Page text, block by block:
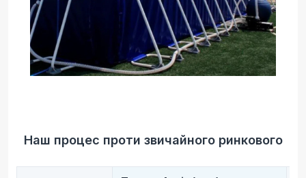
Наш процес проти звичайного ринкового